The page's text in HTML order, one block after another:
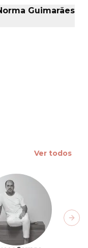
Guimarães
Ver todos